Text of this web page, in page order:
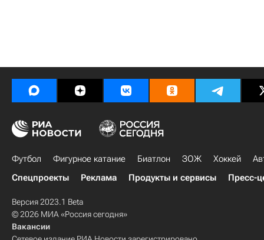
Футбол Фигурное катание Биатлон ЗОЖ Хоккей
Спецпроекты
Реклама Продукты и сервисы Пресс-
Версия 2023.1 Beta
© 2026 МИА «Россия сегодня»
Вакансии